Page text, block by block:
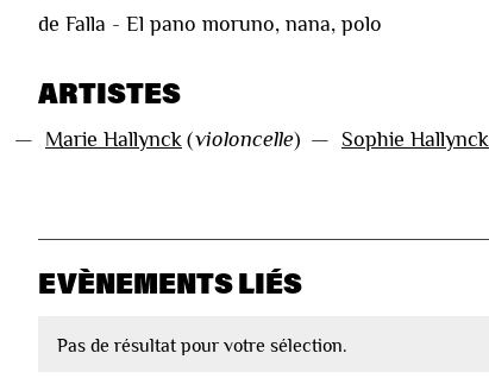
de Falla - El pano moruno, nana, polo
ARTISTES
— Marie Hallynck (violoncelle) — Sophie Hallynck
EVÈNEMENTS LIÉS
Pas de résultat pour votre sélection.